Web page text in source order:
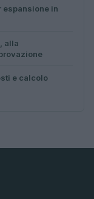
espansione in
alla
e calcolo